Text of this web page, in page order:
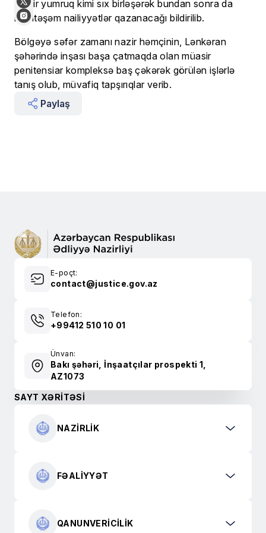
dəmir yumruq kimi sıx birləşərək bundan sonra da
möhtəşəm nailiyyətlər qazanacağı bildirilib.
Bölgəyə səfər zamanı nazir həmçinin, Lənkəran
şəhərində inşası başa çatmaqda olan müasir
penitensiar kompleksə baş çəkərək görülən işlərlə
tanış olub, müvafiq tapşırıqlar verib.
Paylaş
E-poçt:
contact@justice.gov.az
Telefon:
+99412 510 10 01
Ünvan:
Bakı şəhəri, İnşaatçılar prospekti 1,
AZ1073
SAYT XƏRİTƏSİ
NAZIRLIK
FƏALIYYƏT
QANUNVERICILIK